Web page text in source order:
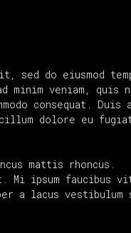
sed do eiusmod
minim veniam, quis
consequat. Duis
dolore eu
mattis rhoncus.
Mi ipsum faucibus
a lacus vestibulum